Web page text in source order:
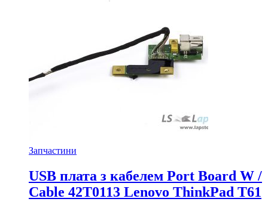
Запчастини
USB плата з кабелем Port Board W /
Cable 42T0113 Lenovo ThinkPad T61